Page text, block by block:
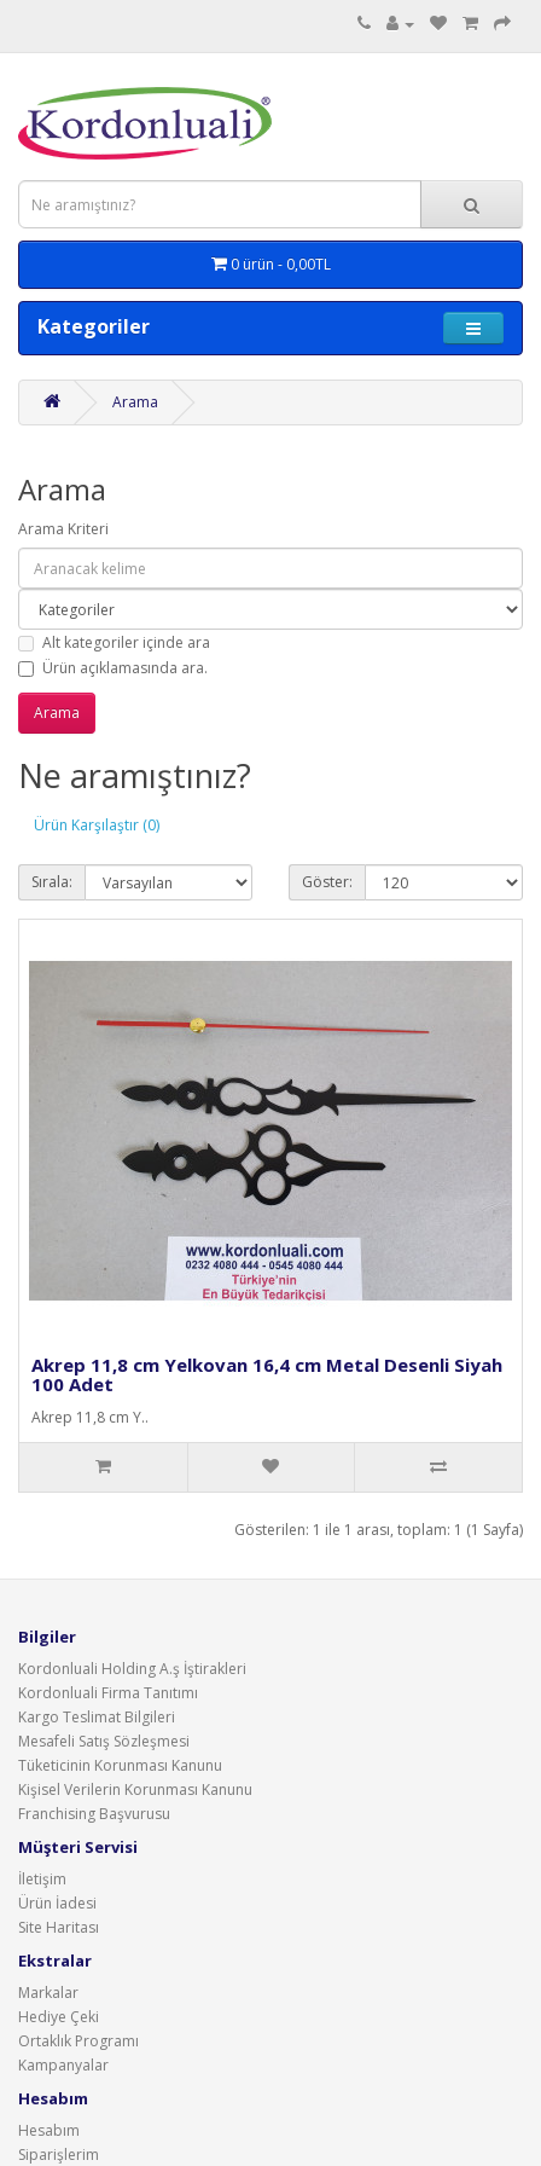
0 ürün - 0,00TL
Kategoriler
Arama
Arama
Arama Kriteri
Alt kategoriler içinde ara
Ürün açıklamasında ara.
Ne aramıştınız?
Ürün Karşılaştır (0)
Sırala: Göster:
Akrep 11,8 cm Yelkovan 16,4 cm Metal Desenli Siyah
100 Adet
Akrep 11,8 cm Y..
Gösterilen: 1 ile 1 arası, toplam: 1 (1 Sayfa)
Bilgiler
Kordonluali Holding A.ş İştirakleri
Kordonluali Firma Tanıtımı
Kargo Teslimat Bilgileri
Mesafeli Satış Sözleşmesi
Tüketicinin Korunması Kanunu
Kişisel Verilerin Korunması Kanunu
Franchising Başvurusu
Müşteri Servisi
İletişim
Ürün İadesi
Site Haritası
Ekstralar
Markalar
Hediye Çeki
Ortaklık Programı
Kampanyalar
Hesabım
Hesabım
Siparişlerim